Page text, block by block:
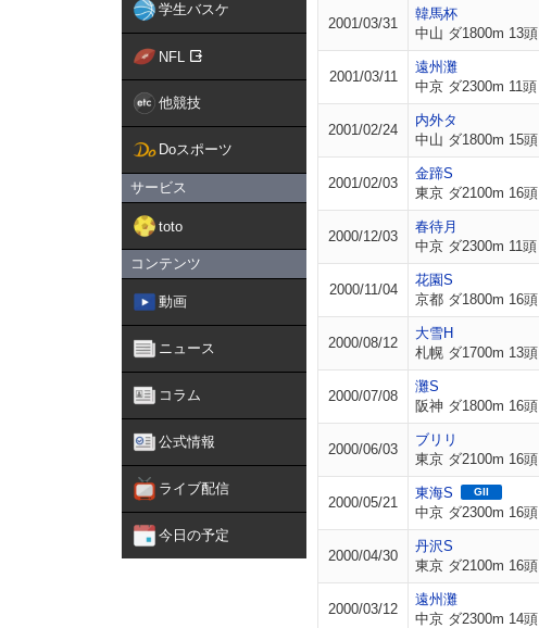
学生バスケ
NFL
他競技
Doスポーツ
サービス
toto
コンテンツ
動画
ニュース
コラム
公式情報
ライブ配信
今日の予定
2001/03/31
韓馬杯
中山 ダ1800m 13頭
2001/03/11
遠州灘
中京 ダ2300m 11頭
2001/02/24
内外タ
中山 ダ1800m 15頭
2001/02/03
金蹄S
東京 ダ2100m 16頭
2000/12/03
春待月
中京 ダ2300m 11頭
2000/11/04
花園S
京都 ダ1800m 16頭
2000/08/12
大雪H
札幌 ダ1700m 13頭
2000/07/08
灘S
阪神 ダ1800m 16頭
2000/06/03
ブリリ
東京 ダ2100m 16頭
2000/05/21
東海S GII
中京 ダ2300m 16頭
2000/04/30
丹沢S
東京 ダ2100m 16頭
2000/03/12
遠州灘
中京 ダ2300m 14頭